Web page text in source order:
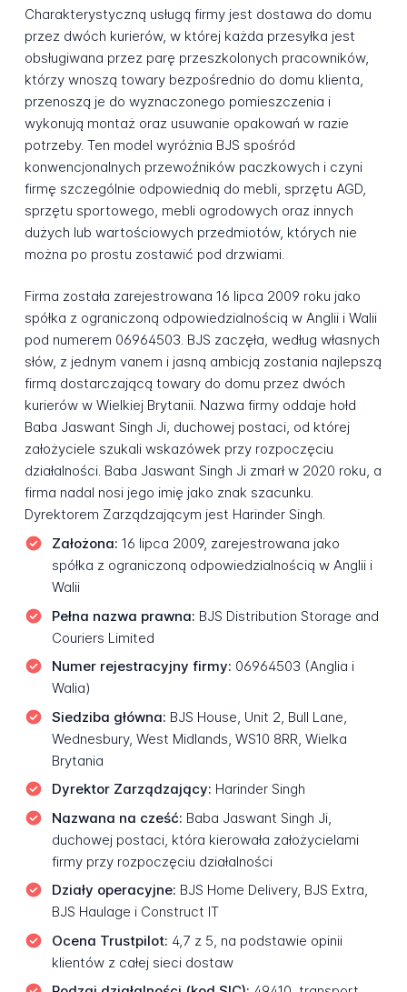
Charakterystyczną usługą firmy jest dostawa do domu
przez dwóch kurierów, w której każda przesyłka jest
obsługiwana przez parę przeszkolonych pracowników,
którzy wnoszą towary bezpośrednio do domu klienta,
przenoszą je do wyznaczonego pomieszczenia i
wykonują montaż oraz usuwanie opakowań w razie
potrzeby. Ten model wyróżnia BJS spośród
konwencjonalnych przewoźników paczkowych i czyni
firmę szczególnie odpowiednią do mebli, sprzętu AGD,
sprzętu sportowego, mebli ogrodowych oraz innych
dużych lub wartościowych przedmiotów, których nie
można po prostu zostawić pod drzwiami.
Firma została zarejestrowana 16 lipca 2009 roku jako
spółka z ograniczoną odpowiedzialnością w Anglii i Walii
pod numerem 06964503. BJS zaczęła, według własnych
słów, z jednym vanem i jasną ambicją zostania najlepszą
firmą dostarczającą towary do domu przez dwóch
kurierów w Wielkiej Brytanii. Nazwa firmy oddaje hołd
Baba Jaswant Singh Ji, duchowej postaci, od której
założyciele szukali wskazówek przy rozpoczęciu
działalności. Baba Jaswant Singh Ji zmarł w 2020 roku, a
firma nadal nosi jego imię jako znak szacunku.
Dyrektorem Zarządzającym jest Harinder Singh.
Założona: 16 lipca 2009, zarejestrowana jako
spółka z ograniczoną odpowiedzialnością w Anglii i
Walii
Pełna nazwa prawna: BJS Distribution Storage and
Couriers Limited
Numer rejestracyjny firmy: 06964503 (Anglia i
Walia)
Siedziba główna: BJS House, Unit 2, Bull Lane,
Wednesbury, West Midlands, WS10 8RR, Wielka
Brytania
Dyrektor Zarządzający: Harinder Singh
Nazwana na cześć: Baba Jaswant Singh Ji,
duchowej postaci, która kierowała założycielami
firmy przy rozpoczęciu działalności
Działy operacyjne: BJS Home Delivery, BJS Extra,
BJS Haulage i Construct IT
Ocena Trustpilot: 4,7 z 5, na podstawie opinii
klientów z całej sieci dostaw